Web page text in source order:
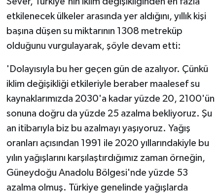
etkilenecek ülkeler arasında yer aldığını, yıllık kişi
başına düşen su miktarının 1308 metreküp
olduğunu vurgulayarak, şöyle devam etti:
'Dolayısıyla bu her geçen gün de azalıyor. Çünkü
iklim değişikliği etkileriyle beraber maalesef su
kaynaklarımızda 2030'a kadar yüzde 20, 2100'ün
sonuna doğru da yüzde 25 azalma bekliyoruz. Şu
an itibarıyla biz bu azalmayı yaşıyoruz. Yağış
oranları açısından 1991 ile 2020 yıllarındakiyle bu
yılın yağışlarını karşılaştırdığımız zaman örneğin,
Güneydoğu Anadolu Bölgesi'nde yüzde 53
azalma olmuş. Türkiye genelinde yağışlarda